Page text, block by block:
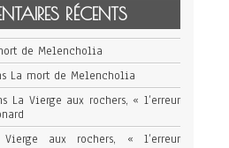
RÉCENTS
de Melencholia
La mort de Melencholia
La Vierge aux rochers, « l’erreur
aux rochers, « l’erreur